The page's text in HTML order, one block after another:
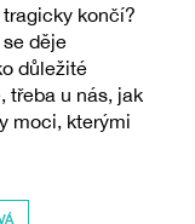
končí?
děje
důležité
třeba u nás, jak
moci, kterými